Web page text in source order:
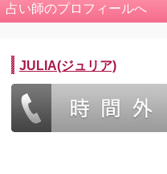
占い師のプロフィールへ
JULIA(ジュリア)